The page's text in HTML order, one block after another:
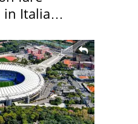
in Italia